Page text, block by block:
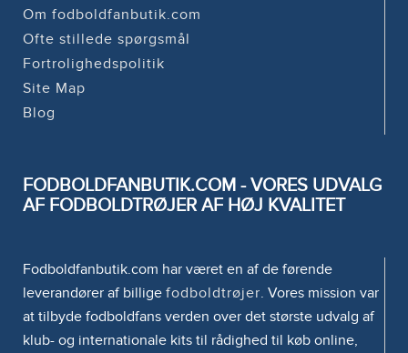
Om fodboldfanbutik.com
Ofte stillede spørgsmål
Fortrolighedspolitik
Site Map
Blog
FODBOLDFANBUTIK.COM - VORES UDVALG
AF FODBOLDTRØJER AF HØJ KVALITET
Fodboldfanbutik.com har været en af de førende
leverandører af billige fodboldtrøjer. Vores mission var
at tilbyde fodboldfans verden over det største udvalg af
klub- og internationale kits til rådighed til køb online,